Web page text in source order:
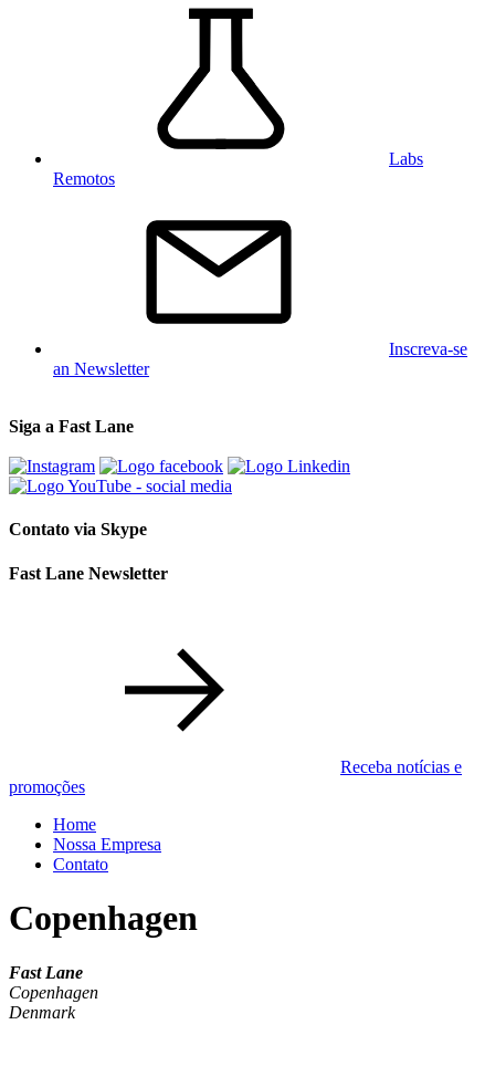
Labs
Remotos
Inscreva-se
an Newsletter
Siga a Fast Lane
Contato via Skype
Fast Lane Newsletter
Receba notícias e
promoções
Home
Nossa Empresa
Contato
Copenhagen
Fast Lane
Copenhagen
Denmark